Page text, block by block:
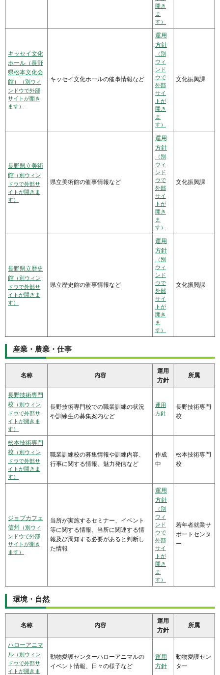
開き
ま
す）
キッセイ文化
ホール（長野
県松本文化会
館）
（別ウィ
ンドウで外部
サイトが開き
ます）
キッセイ文化ホールの催事情報など
運用
方針
（別
ウィ
ンド
ウで
外部
サイ
トが
開き
ま
す）
文化振興課
長野県立美術
館 （別ウィン
ドウで外部サ
イトが開きま
す）
県立美術館の催事情報など
運用
方針
（別
ウィ
ンド
ウで
外部
サイ
トが
開き
ま
す）
文化振興課
長野県立歴史
館 （別ウィン
ドウで外部サ
イトが開きま
す）
県立歴史館の催事情報など
運用
方針
（別
ウィ
ンド
ウで
外部
サイ
トが
開き
ま
す）
文化振興課
産業・農業・仕事
名称 内容
運用
方針
所属
長野技術専門
校 （別ウィン
ドウで外部サ
イトが開きま
す）
長野技術専門校での職業訓練の状況
や訓練生の募集案内など
運用
方針
長野技術専門
校
松本技術専門
校 （別ウィン
ドウで外部サ
イトが開きま
す）
職業訓練校の募集情報や訓練内容、
行事に関する情報、魅力発信など
作成
中
松本技術専門
校
ジョブカフェ
信州
（別ウィ
ンドウで外部
サイトが開き
ます）
当所が実施するセミナー、イベント
等に関する情報、当所に関連する情
報及び周知する必要があると判断し
た情報
運用
方針
（別
ウィ
ンド
ウで
外部
サイ
トが
開き
ま
す）
若年者就業サ
ポートセンタ
ー
環境・自然
名称 内容
運用
方針
所属
ハローアニマ
ル （別ウィン
ドウで外部サ
イトが開きま
動物愛護センターハローアニマルの
イベント情報、日々の様子など
運用
方針
動物愛護セン
ター